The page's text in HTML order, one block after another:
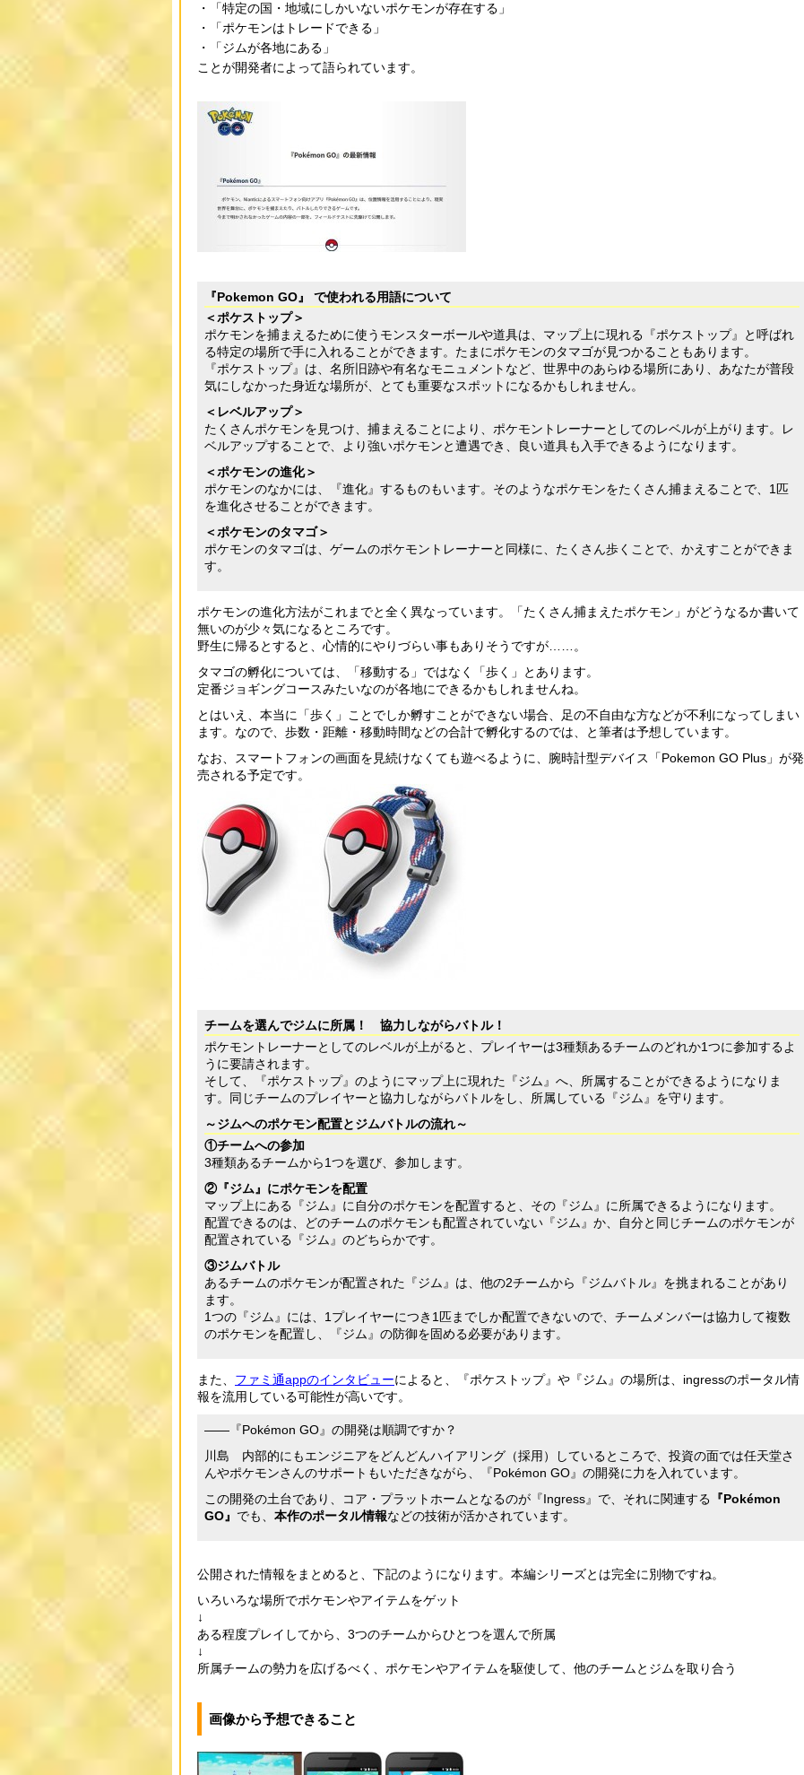
「特定の国・地域にしかいないポケモンが存在する」
「ポケモンはトレードできる」
「ジムが各地にある」
ことが開発者によって語られています。
『Pokemon GO』 で使われる用語について
＜ポケストップ＞
ポケモンを捕まえるために使うモンスターボールや道具は、マップ上に現れる『ポケストップ』と呼ばれ
る特定の場所で手に入れることができます。たまにポケモンのタマゴが見つかることもあります。
『ポケストップ』は、名所旧跡や有名なモニュメントなど、世界中のあらゆる場所にあり、あなたが普段
気にしなかった身近な場所が、とても重要なスポットになるかもしれません。
＜レベルアップ＞
たくさんポケモンを見つけ、捕まえることにより、ポケモントレーナーとしてのレベルが上がります。レ
ベルアップすることで、より強いポケモンと遭遇でき、良い道具も入手できるようになります。
＜ポケモンの進化＞
ポケモンのなかには、『進化』するものもいます。そのようなポケモンをたくさん捕まえることで、1匹
を進化させることができます。
＜ポケモンのタマゴ＞
ポケモンのタマゴは、ゲームのポケモントレーナーと同様に、たくさん歩くことで、かえすことができま
す。
ポケモンの進化方法がこれまでと全く異なっています。「たくさん捕まえたポケモン」がどうなるか書いて
無いのが少々気になるところです。
野生に帰るとすると、心情的にやりづらい事もありそうですが……。
タマゴの孵化については、「移動する」ではなく「歩く」とあります。
定番ジョギングコースみたいなのが各地にできるかもしれませんね。
とはいえ、本当に「歩く」ことでしか孵すことができない場合、足の不自由な方などが不利になってしまい
ます。なので、歩数・距離・移動時間などの合計で孵化するのでは、と筆者は予想しています。
なお、スマートフォンの画面を見続けなくても遊べるように、腕時計型デバイス「Pokemon GO Plus」が発
売される予定です。
チームを選んでジムに所属！ 協力しながらバトル！
ポケモントレーナーとしてのレベルが上がると、プレイヤーは3種類あるチームのどれか1つに参加するよ
うに要請されます。
そして、『ポケストップ』のようにマップ上に現れた『ジム』へ、所属することができるようになりま
す。同じチームのプレイヤーと協力しながらバトルをし、所属している『ジム』を守ります。
～ジムへのポケモン配置とジムバトルの流れ～
①チームへの参加
3種類あるチームから1つを選び、参加します。
②『ジム』にポケモンを配置
マップ上にある『ジム』に自分のポケモンを配置すると、その『ジム』に所属できるようになります。
配置できるのは、どのチームのポケモンも配置されていない『ジム』か、自分と同じチームのポケモンが
配置されている『ジム』のどちらかです。
③ジムバトル
あるチームのポケモンが配置された『ジム』は、他の2チームから『ジムバトル』を挑まれることがあり
ます。
1つの『ジム』には、1プレイヤーにつき1匹までしか配置できないので、チームメンバーは協力して複数
のポケモンを配置し、『ジム』の防御を固める必要があります。
また、 ファミ通appのインタビューによると、『ポケストップ』や『ジム』の場所は、ingressのポータル情
報を流用している可能性が高いです。
――『Pokémon GO』の開発は順調ですか？
川島 内部的にもエンジニアをどんどんハイアリング（採用）しているところで、投資の面では任天堂さ
んやポケモンさんのサポートもいただきながら、『Pokémon GO』の開発に力を入れています。
この開発の土台であり、コア・プラットホームとなるのが『Ingress』で、それに関連する 『Pokémon
GO』 でも、 本作のポータル情報などの技術が活かされています。
公開された情報をまとめると、下記のようになります。本編シリーズとは完全に別物ですね。
いろいろな場所でポケモンやアイテムをゲット
↓
ある程度プレイしてから、3つのチームからひとつを選んで所属
↓
所属チームの勢力を広げるべく、ポケモンやアイテムを駆使して、他のチームとジムを取り合う
画像から予想できること